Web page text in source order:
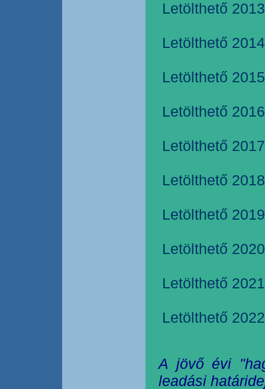
Letölthető
Letölthető
Letölthető
Letölthető
Letölthető
Letölthető
Letölthető
Letölthető
Letölthető
Letölthető
A jövő évi
leadási